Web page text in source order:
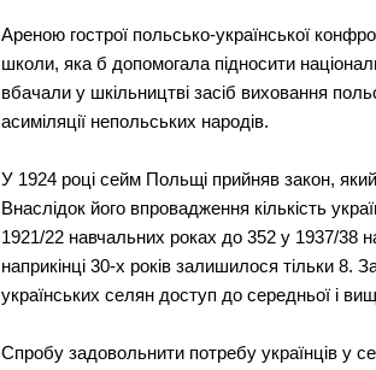
Ареною гострої польсько-української
школи, яка б допомогала підносити
вбачали у шкільництві засіб виховання
асиміляції непольських народів.
У 1924 році сейм Польщі прийняв закон,
Внаслідок його впровадження кількість
1921/22 навчальних роках до 352 у 1937/38
наприкінці 30-х років залишилося тільки 8.
українських селян доступ до середньої і
Спробу задовольнити потребу українців у